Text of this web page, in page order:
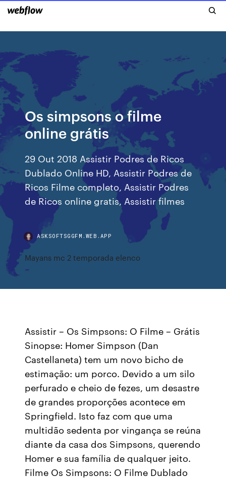
Os simpsons o filme
online grátis
29 Out 2018 Assistir Podres de Ricos
Dublado Online HD, Assistir Podres de
Ricos Filme completo, Assistir Podres
de Ricos online gratis, Assistir filmes
ASKSOFTSGGFM.WEB.APP
Mayans mc 2 temporada elenco
Assistir – Os Simpsons: O Filme – Grátis
Sinopse: Homer Simpson (Dan
Castellaneta) tem um novo bicho de
estimação: um porco. Devido a um silo
perfurado e cheio de fezes, um desastre
de grandes proporções acontece em
Springfield. Isto faz com que uma
multidão sedenta por vingança se reúna
diante da casa dos Simpsons, querendo
Homer e sua família de qualquer jeito.
Filme Os Simpsons: O Filme Dublado